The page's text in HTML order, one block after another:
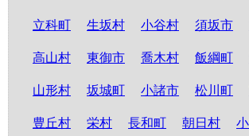
立科町 生坂村 小谷村 須坂市
高山村 東御市 喬木村 飯綱町
山形村 坂城町 小諸市 松川町
豊丘村 栄村 長和町 朝日村